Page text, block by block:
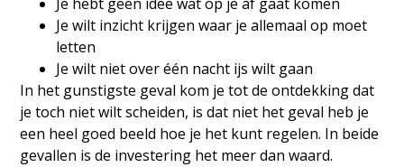
Je wilt inzicht krijgen waar je allemaal op moet
letten
Je wilt niet over één nacht ijs wilt gaan
In het gunstigste geval kom je tot de ontdekking dat
je toch niet wilt scheiden, is dat niet het geval heb je
een heel goed beeld hoe je het kunt regelen. In beide
gevallen is de investering het meer dan waard.